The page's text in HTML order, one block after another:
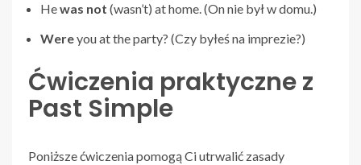
Hewas not (wasn’t) at home. (On nie był w domu.)
Wereyou at the party? (Czy byłeś na imprezie?)
Ćwiczenia praktyczne z
Past Simple
Poniższe ćwiczenia pomogą Ci utrwalić zasady